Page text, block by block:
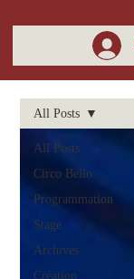
All Posts
Circo Bello
Programmation
Stage
Archives
Création
All Posts